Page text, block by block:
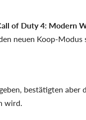
of Duty 4: Modern
neuen Koop-
bestätigten aber
wird.